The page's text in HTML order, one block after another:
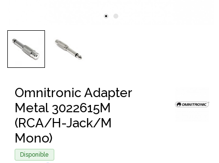
Omnitronic Adapter
Metal 3022615M
(RCA/H-Jack/M
Mono)
Disponible